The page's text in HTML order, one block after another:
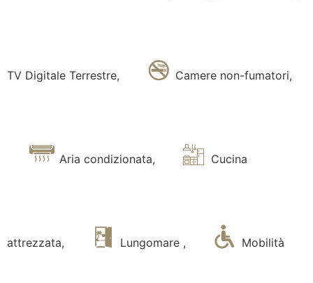
TV Digitale Terrestre, Camere non-fumatori,
Aria condizionata, Cucina
attrezzata, Lungomare , Mobilità